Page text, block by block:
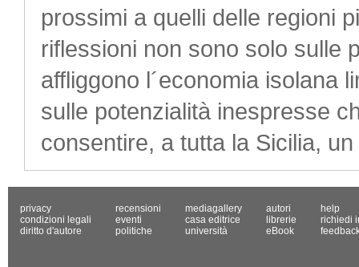
prossimi a quelli delle regioni
riflessioni non sono solo sulle
affliggono l´economia isolana
sulle potenzialità inespresse
consentire, a tutta la Sicilia,
privacy
condizioni legali
diritto d'autore
recensioni
eventi
politiche
mediagallery
casa editrice
università
autori
librerie
eBook
help
richiedi